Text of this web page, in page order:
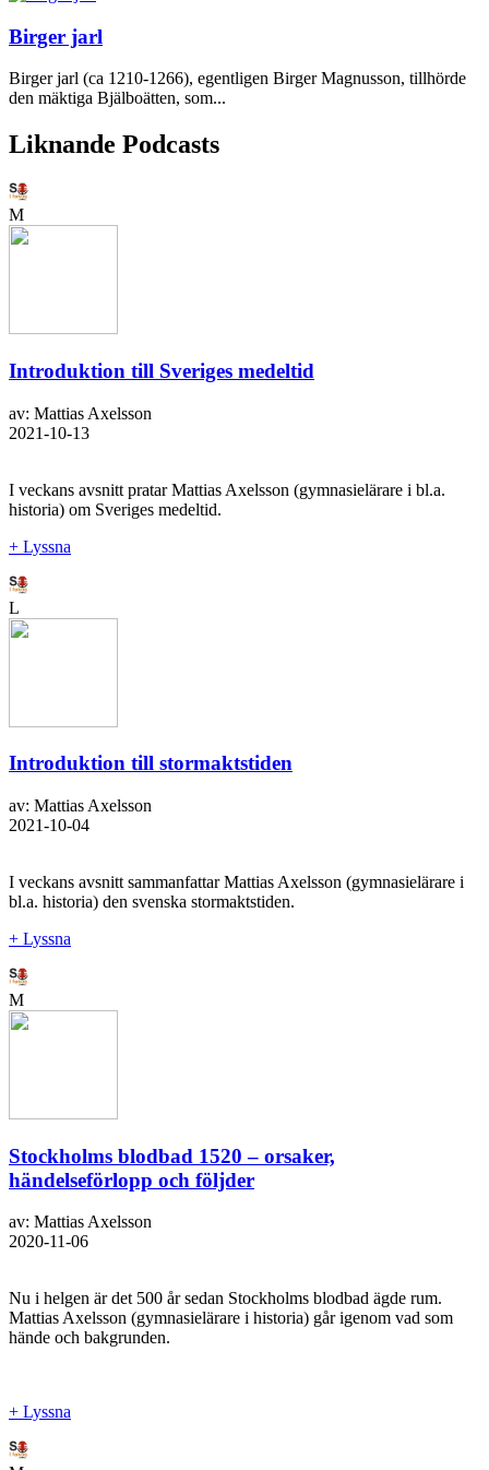
Birger jarl
Birger jarl (ca 1210-1266), egentligen Birger Magnusson, tillhörde
den mäktiga Bjälboätten, som...
Liknande Podcasts
M
Introduktion till Sveriges medeltid
av: Mattias Axelsson
2021-10-13
I veckans avsnitt pratar Mattias Axelsson (gymnasielärare i bl.a.
historia) om Sveriges medeltid.
+ Lyssna
L
Introduktion till stormaktstiden
av: Mattias Axelsson
2021-10-04
I veckans avsnitt sammanfattar Mattias Axelsson (gymnasielärare i
bl.a. historia) den svenska stormaktstiden.
+ Lyssna
M
Stockholms blodbad 1520 – orsaker,
händelseförlopp och följder
av: Mattias Axelsson
2020-11-06
Nu i helgen är det 500 år sedan Stockholms blodbad ägde rum.
Mattias Axelsson (gymnasielärare i historia) går igenom vad som
hände och bakgrunden.
+ Lyssna